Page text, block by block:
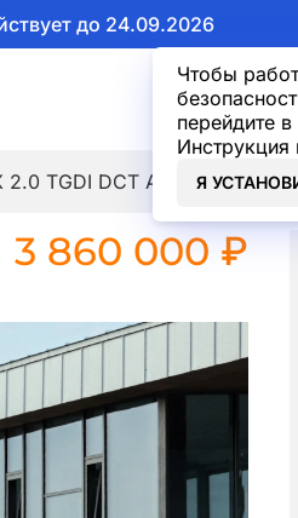
Чтобы
перейдите
Инструкция
Я
до 24.09.2026
2.0 TGDI DCT AWD Platinum
3 860 000 ₽